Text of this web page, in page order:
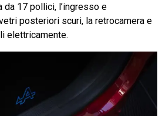
da 17 pollici, l’ingresso e
posteriori scuri, la retrocamera e
elettricamente.